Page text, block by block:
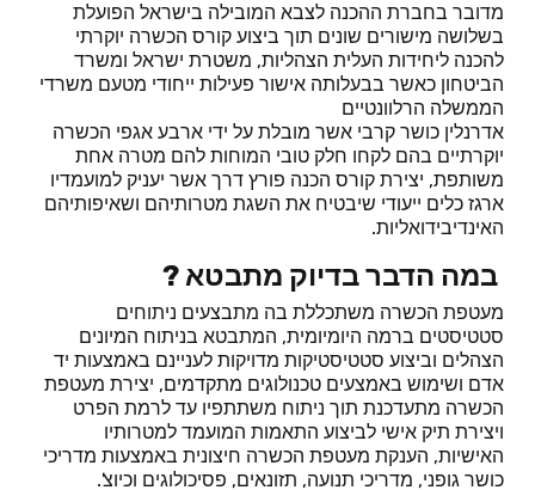
מדובר בחברת ההכנה לצבא המובילה בישראל הפועלת
בשלושה מישורים שונים תוך ביצוע קורס הכשרה יוקרתי
להכנה ליחידות העלית הצהליות, משטרת ישראל ומשרד
הביטחון כאשר בבעלותה אישור פעילות ייחודי מטעם משרדי
הממשלה הרלוונטיים
אדרנלין כושר קרבי אשר מובלת על ידי ארבע אגפי הכשרה
יוקרתיים בהם לקחו חלק טובי המוחות להם מטרה אחת
משותפת, יצירת קורס הכנה פורץ דרך אשר יעניק למועמדיו
ארגז כלים ייעודי שיבטיח את השגת מטרותיהם ושאיפותיהם
האינדיבידואליות.
במה הדבר בדיוק מתבטא ?
מעטפת הכשרה משתכללת בה מתבצעים ניתוחים
סטטיסטים ברמה היומיומית, המתבטא בניתוח המיונים
הצהלים וביצוע סטטיסטיקות מדויקות לעניינם באמצעות יד
אדם ושימוש באמצעים טכנולוגים מתקדמים, יצירת מעטפת
הכשרה מתעדכנת תוך ניתוח משתתפיו עד לרמת הפרט
ויצירת תיק אישי לביצוע התאמות המועמד למטרותיו
האישיות, הענקת מעטפת הכשרה חיצונית באמצעות מדריכי
כושר גופני, מדריכי תנועה, תזונאים, פסיכולוגים וכיוצ'.